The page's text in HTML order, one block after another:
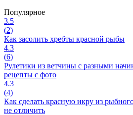
Популярное
3.5
(2)
Как засолить хребты красной рыбы
4.3
(6)
Рулетики из ветчины с разными
рецепты с фото
4.3
(4)
Как сделать красную икру из
не отличить